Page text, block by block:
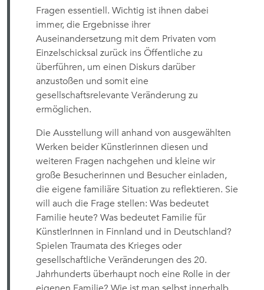
Fragen essentiell. Wichtig ist ihnen dabei
immer, die Ergebnisse ihrer
Auseinandersetzung mit dem Privaten vom
Einzelschicksal zurück ins Öffentliche zu
überführen, um einen Diskurs darüber
anzustoßen und somit eine
gesellschaftsrelevante Veränderung zu
ermöglichen.
Die Ausstellung will anhand von ausgewählten
Werken beider Künstlerinnen diesen und
weiteren Fragen nachgehen und kleine wir
große Besucherinnen und Besucher einladen,
die eigene familiäre Situation zu reflektieren. Sie
will auch die Frage stellen: Was bedeutet
Familie heute? Was bedeutet Familie für
KünstlerInnen in Finnland und in Deutschland?
Spielen Traumata des Krieges oder
gesellschaftliche Veränderungen des 20.
Jahrhunderts überhaupt noch eine Rolle in der